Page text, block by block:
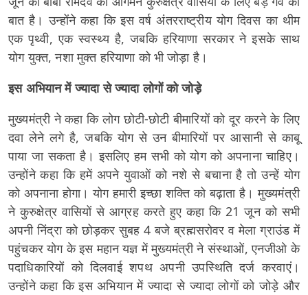
बात है। उन्होंने कहा कि इस वर्ष अंतरराष्ट्रीय योग दिवस का थीम
एक पृथ्वी, एक स्वस्थ्य है, जबकि हरियाणा सरकार ने इसके साथ
योग युक्त, नशा मुक्त हरियाणा को भी जोड़ा है।
इस अभियान में ज्यादा से ज्यादा लोगों को जोड़े
मुख्यमंत्री ने कहा कि लोग छोटी-छोटी बीमारियों को दूर करने के लिए
दवा लेने लगे है, जबकि योग से उन बीमारियों पर आसानी से काबू
पाया जा सकता है। इसलिए हम सभी को योग को अपनाना चाहिए।
उन्होंने कहा कि हमें अपने युवाओं को नशे से बचाना है तो उन्हें योग
को अपनाना होगा। योग हमारी इच्छा शक्ति को बढ़ाता है। मुख्यमंत्री
ने कुरुक्षेत्र वासियों से आग्रह करते हुए कहा कि 21 जून को सभी
अपनी निंद्रा को छोड़कर सुबह 4 बजे ब्रह्मसरोवर व मेला ग्राउंड में
पहुंचकर योग के इस महान यज्ञ में मुख्यमंत्री ने संस्थाओं, एनजीओ के
पदाधिकारियों को दिलवाई शपथ अपनी उपस्थिति दर्ज करवाएं।
उन्होंने कहा कि इस अभियान में ज्यादा से ज्यादा लोगों को जोड़े और